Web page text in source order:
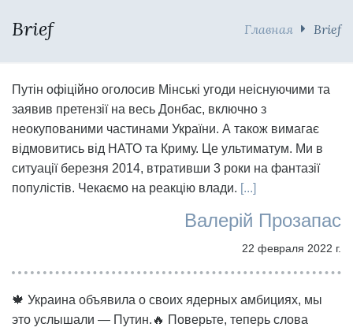
Brief Главная Brief
Путін офіційно оголосив Мінські угоди неіснуючими та
заявив претензії на весь Донбас, включно з
неокупованими частинами України. А також вимагає
відмовитись від НАТО та Криму. Це ультиматум. Ми в
ситуації березня 2014, втративши 3 роки на фантазії
популістів. Чекаємо на реакцію влади. [...]
Валерій Прозапас
22 февраля 2022 г.
🍁 Украина объявила о своих ядерных амбициях, мы
это услышали — Путин.🔥 Поверьте, теперь слова